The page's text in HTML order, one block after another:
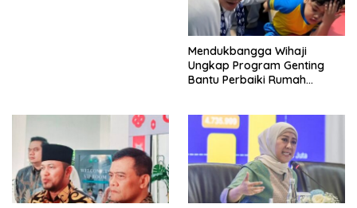
Mendukbangga Wihaji
Ungkap Program Genting
Bantu Perbaiki Rumah